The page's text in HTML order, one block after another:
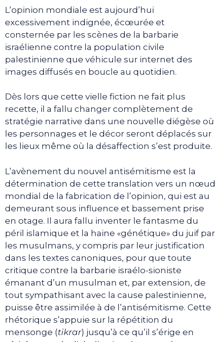
L’opinion mondiale est aujourd’hui
excessivement indignée, écœurée et
consternée par les scènes de la barbarie
israélienne contre la population civile
palestinienne que véhicule sur internet des
images diffusés en boucle au quotidien.
Dès lors que cette vielle fiction ne fait plus
recette, il a fallu changer complètement de
stratégie narrative dans une nouvelle diégèse où
les personnages et le décor seront déplacés sur
les lieux même où la désaffection s’est produite.
L’avènement du nouvel antisémitisme est la
détermination de cette translation vers un nœud
mondial de la fabrication de l’opinion, qui est au
demeurant sous influence et bassement prise
en otage. Il aura fallu inventer le fantasme du
péril islamique et la haine «génétique» du juif par
les musulmans, y compris par leur justification
dans les textes canoniques, pour que toute
critique contre la barbarie israélo-sioniste
émanant d’un musulman et, par extension, de
tout sympathisant avec la cause palestinienne,
puisse être assimilée à de l’antisémitisme. Cette
rhétorique s’appuie sur la répétition du
mensonge (tikrar) jusqu’à ce qu’il s’érige en